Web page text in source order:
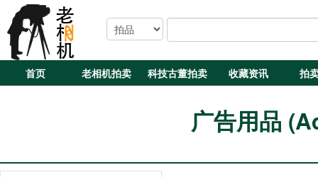
首页 老相机拍卖 科技古董拍卖 收藏资讯 拍
广告用品